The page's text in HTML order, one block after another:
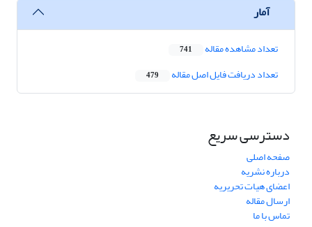
آمار
تعداد مشاهده مقاله 741
تعداد دریافت فایل اصل مقاله 479
دسترسی سریع
صفحه اصلی
درباره نشریه
اعضای هیات تحریریه
ارسال مقاله
تماس با ما